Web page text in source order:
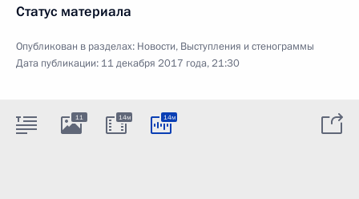
Статус материала
Опубликован в разделах: Новости, Выступления и стенограммы
Дата публикации: 11 декабря 2017 года, 21:30
11 14м 14м